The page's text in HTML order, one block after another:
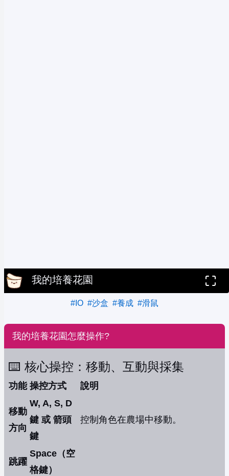
我的培養花園
#IO #沙盒 #養成 #滑鼠
我的培養花園怎麼操作?
⌨️ 核心操控：移動、互動與採集
功能 操控方式 說明
移動
方向
W, A, S, D
鍵 或 箭頭
鍵
控制角色在農場中移動。
跳躍
Space（空
格鍵）